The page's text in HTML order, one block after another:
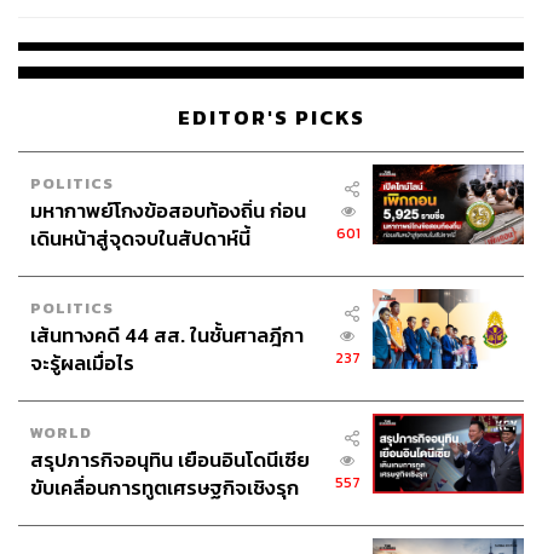
EDITOR'S PICKS
POLITICS
มหากาพย์โกงข้อสอบท้องถิ่น ก่อน
เดินหน้าสู่จุดจบในสัปดาห์นี้
601
POLITICS
เส้นทางคดี 44 สส. ในชั้นศาลฎีกา
จะรู้ผลเมื่อไร
237
WORLD
สรุปภารกิจอนุทิน เยือนอินโดนีเซีย
ขับเคลื่อนการทูตเศรษฐกิจเชิงรุก
557